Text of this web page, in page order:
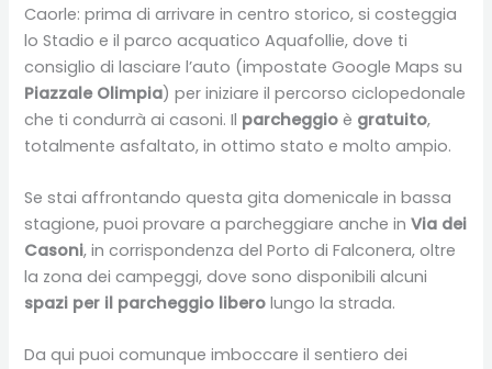
Caorle: prima di arrivare in centro storico, si costeggia
lo Stadio e il parco acquatico Aquafollie, dove ti
consiglio di lasciare l’auto (impostate Google Maps su
Piazzale Olimpia) per iniziare il percorso ciclopedonale
che ti condurrà ai casoni. Il parcheggio è gratuito,
totalmente asfaltato, in ottimo stato e molto ampio.
Se stai affrontando questa gita domenicale in bassa
stagione, puoi provare a parcheggiare anche inVia dei
Casoni, in corrispondenza del Porto di Falconera, oltre
la zona dei campeggi, dove sono disponibili alcuni
spazi per il parcheggio libero lungo la strada.
Da qui puoi comunque imboccare il sentiero dei